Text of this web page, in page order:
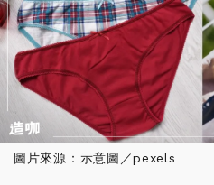
圖片來源：示意圖／pexels